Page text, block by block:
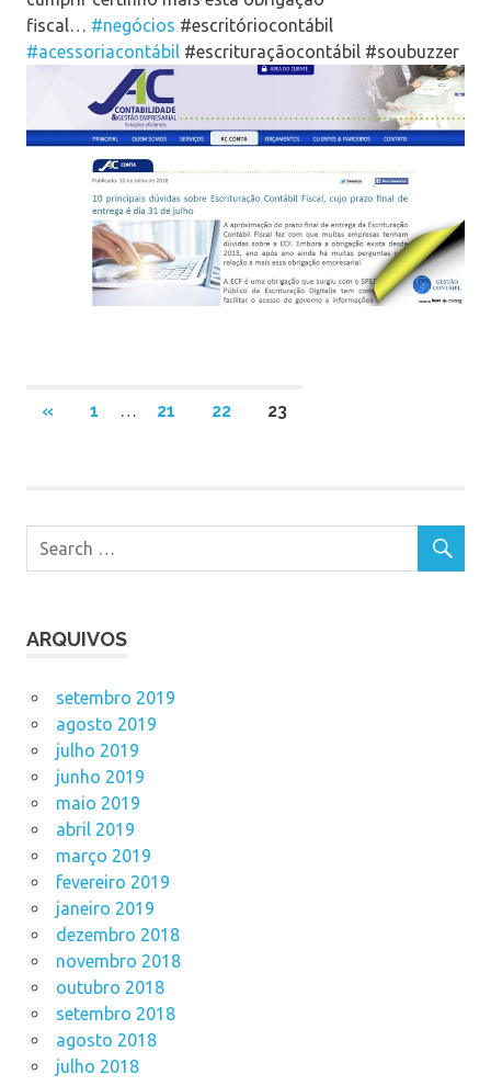
fiscal… #negócios #escritóriocontábil
#acessoriacontábil #escrituraçãocontábil #soubuzzer
Navegação
« PREVIOUS
1 … 21 22 23
ARQUIVOS
setembro 2019
agosto 2019
julho 2019
junho 2019
maio 2019
abril 2019
março 2019
fevereiro 2019
janeiro 2019
dezembro 2018
novembro 2018
outubro 2018
setembro 2018
agosto 2018
julho 2018